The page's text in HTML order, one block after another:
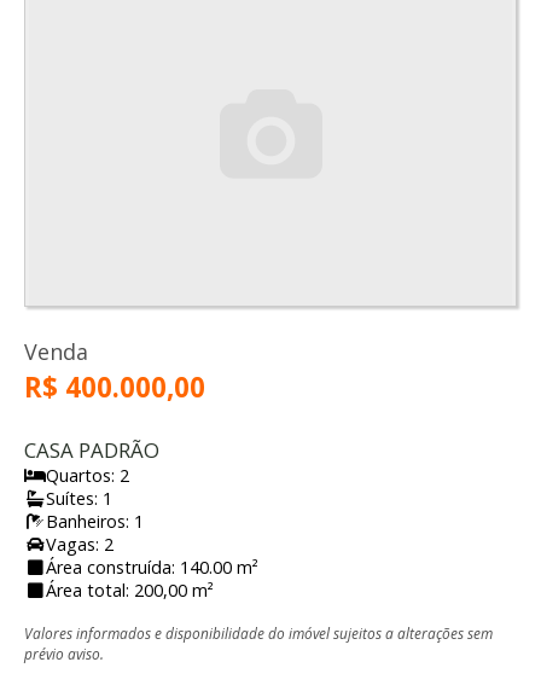
Venda
R$ 400.000,00
CASA PADRÃO
Quartos: 2
Suítes: 1
Banheiros: 1
Vagas: 2
Área construída: 140.00 m²
Área total: 200,00 m²
Valores informados e disponibilidade do imóvel sujeitos a alterações sem
prévio aviso.